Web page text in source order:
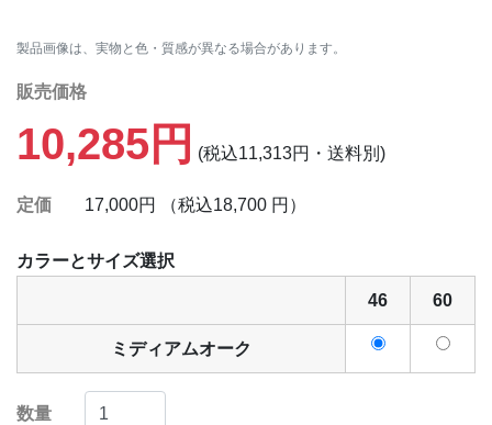
製品画像は、実物と色・質感が異なる場合があります。
販売価格
10,285円 (税込11,313円・送料別)
定価 17,000円 （税込18,700 円）
カラーとサイズ選択
46 60
ミディアムオーク
数量